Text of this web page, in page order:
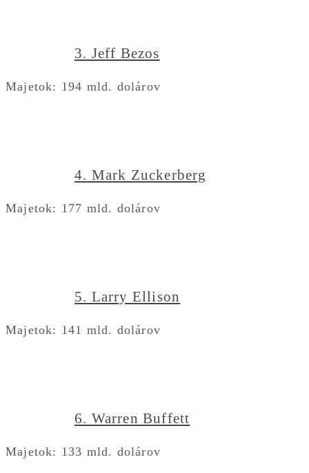
3. Jeff Bezos
Majetok: 194 mld. dolárov
4. Mark Zuckerberg
Majetok: 177 mld. dolárov
5. Larry Ellison
Majetok: 141 mld. dolárov
6. Warren Buffett
Majetok: 133 mld. dolárov